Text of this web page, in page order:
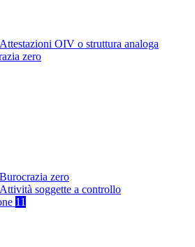
Attestazioni OIV o struttura analoga
zero
Burocrazia zero
Attività soggette a controllo
11